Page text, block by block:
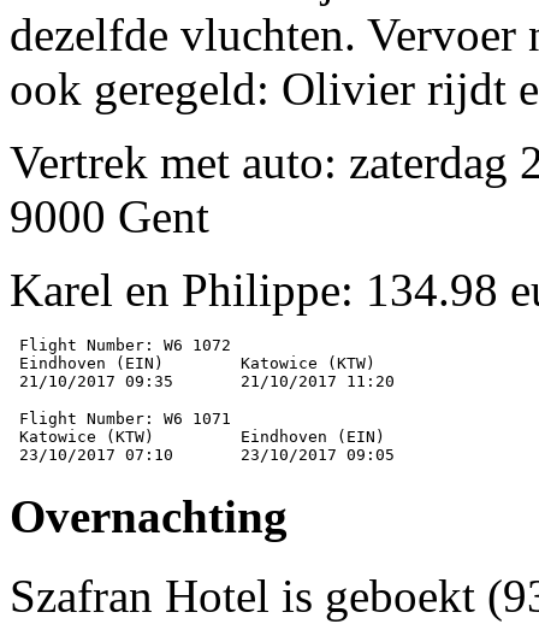
dezelfde vluchten. Vervoer
ook geregeld: Olivier rijdt
Vertrek met auto: zaterdag
9000 Gent
Karel en Philippe: 134.98
Flight Number: W6 1072
Eindhoven (EIN) 	Katowice (KTW)
Flight Number: W6 1071
Katowice (KTW) 	Eindhoven (EIN)
Overnachting
Szafran Hotel is geboekt